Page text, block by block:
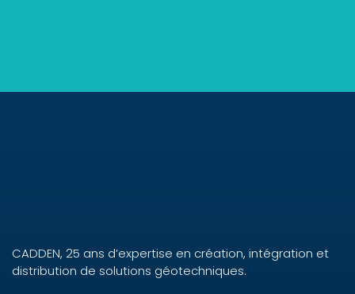
CADDEN, 25 ans d’expertise en création, intégration et
distribution de solutions géotechniques.